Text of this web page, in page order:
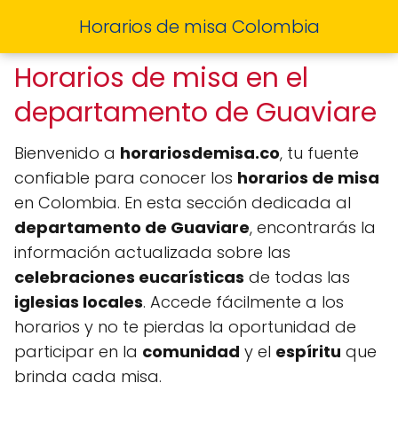
Horarios de misa Colombia
Horarios de misa en el
departamento de Guaviare
Bienvenido a horariosdemisa.co, tu fuente
confiable para conocer los horarios de misa
en Colombia. En esta sección dedicada al
departamento de Guaviare, encontrarás la
información actualizada sobre las
celebraciones eucarísticas de todas las
iglesias locales. Accede fácilmente a los
horarios y no te pierdas la oportunidad de
participar en la comunidad y el espíritu que
brinda cada misa.